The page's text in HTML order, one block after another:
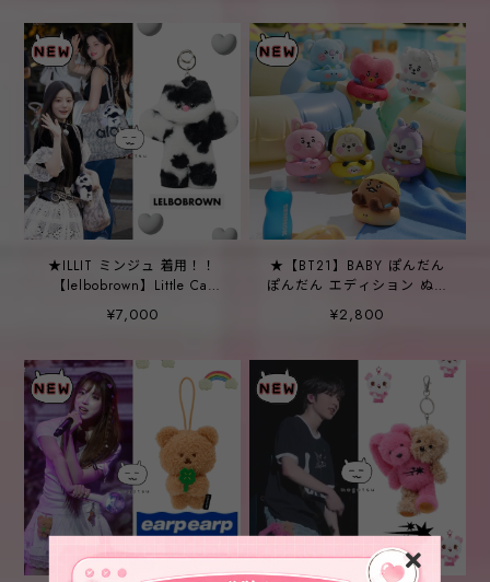
★ILLIT ミンジュ 着用！！
【lelbobrown】Little Cat
Keyring Mika
¥7,000
★【BT21】BABY ぽんだん
ぽんだん エディション ぬい
ぐるみ キーホルダー
¥2,800